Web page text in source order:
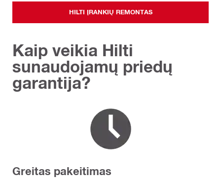
HILTI ĮRANKIŲ REMONTAS
Kaip veikia Hilti
sunaudojamų priedų
garantija?
Greitas pakeitimas